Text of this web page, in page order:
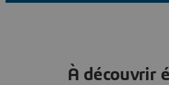
À découvrir